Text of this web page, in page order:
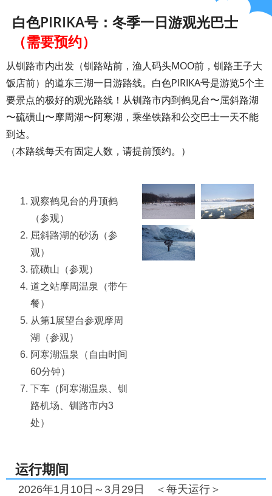
白色PIRIKA号：冬季一日游观光巴士
（需要预约）
从钏路市内出发（钏路站前，渔人码头MOO前，钏路王子大
饭店前）的道东三湖一日游路线。白色PIRIKA号是游览5个主
要景点的极好的观光路线！从钏路市内到鹤见台〜屈斜路湖
〜硫磺山〜摩周湖〜阿寒湖，乘坐铁路和公交巴士一天不能
到达。
（本路线每天有固定人数，请提前预约。）
观察鹤见台的丹顶鹤
（参观）
屈斜路湖的砂汤（参
观）
硫磺山（参观）
道之站摩周温泉（带午
餐）
从第1展望台参观摩周
湖（参观）
阿寒湖温泉（自由时间
60分钟）
下车（阿寒湖温泉、钏
路机场、钏路市内3
处）
运行期间
2026年1月10日～3月29日 ＜每天运行＞